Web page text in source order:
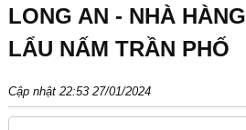
LONG AN - NHÀ HÀNG
LẨU NẤM TRẦN PHỐ
Cập nhật 22:53 27/01/2024